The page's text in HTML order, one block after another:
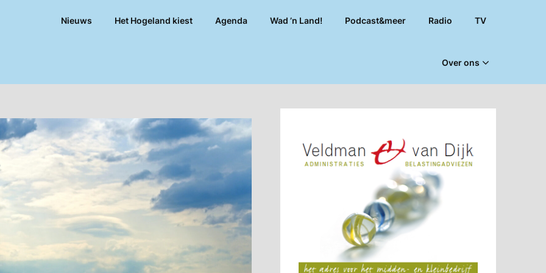
Nieuws Het Hogeland kiest Agenda Wad ’n Land! Podcast&meer Radio TV
Over ons